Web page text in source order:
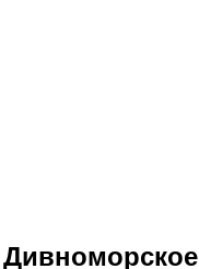
Дивноморское